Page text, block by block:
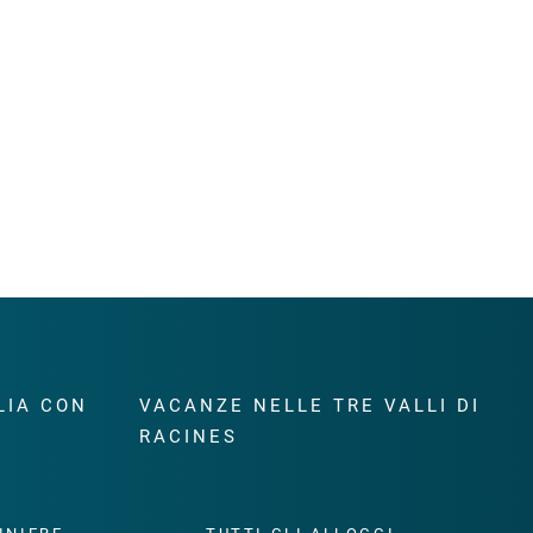
CON
VACANZE NELLE TRE VALLI DI
RACINES